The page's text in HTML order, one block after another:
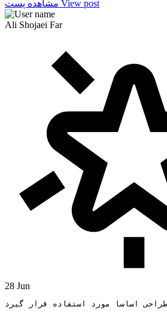
مشاهده پست View post
Ali Shojaei Far
28 Jun